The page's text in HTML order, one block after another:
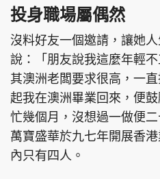
投身職場屬偶然
沒料好友一個邀請，讓她
說：「朋友說我這麼年輕
其澳洲老闆要求很高，一
起我在澳洲畢業回來，便
忙幾個月，沒想過一做便
萬寶盛華於九七年開展香
內只有四人。